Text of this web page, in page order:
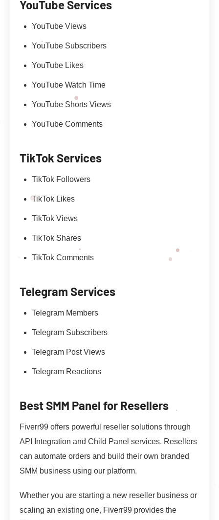
YouTube Services
YouTube Views
YouTube Subscribers
YouTube Likes
YouTube Watch Time
YouTube Shorts Views
YouTube Comments
TikTok Services
TikTok Followers
TikTok Likes
TikTok Views
TikTok Shares
TikTok Comments
Telegram Services
Telegram Members
Telegram Subscribers
Telegram Post Views
Telegram Reactions
Best SMM Panel for Resellers
Fiverr99 offers powerful reseller solutions through
API Integration and Child Panel services. Resellers
can automate orders and build their own branded
SMM business using our platform.
Whether you are starting a new reseller business or
scaling an existing one, Fiverr99 provides the